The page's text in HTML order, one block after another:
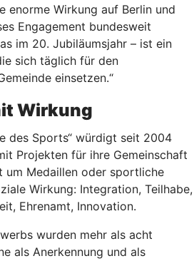
enorme Wirkung auf Berlin und
Engagement bundesweit
im 20. Jubiläumsjahr – ist ein
sich täglich für den
einsetzen.“
Wirkung
des Sports“ würdigt seit 2004
Projekten für ihre Gemeinschaft
um Medaillen oder sportliche
Wirkung: Integration, Teilhabe,
Ehrenamt, Innovation.
wurden mehr als acht
als Anerkennung und als